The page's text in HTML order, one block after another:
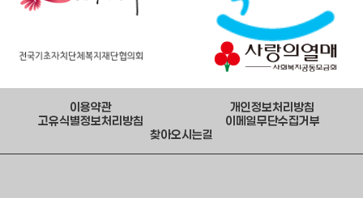
이용약관
개인정보처리방침
고유식별정보처리방침
이메일무단수집거부
찾아오시는길